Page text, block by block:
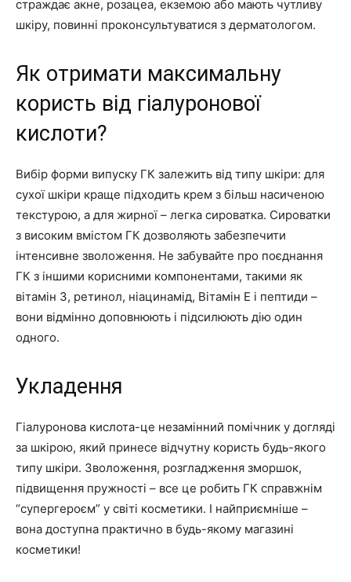
страждає акне, розацеа, екземою або мають чутливу
шкіру, повинні проконсультуватися з дерматологом.
Як отримати максимальну
користь від гіалуронової
кислоти?
Вибір форми випуску ГК залежить від типу шкіри: для
сухої шкіри краще підходить крем з більш насиченою
текстурою, а для жирної – легка сироватка. Сироватки
з високим вмістом ГК дозволяють забезпечити
інтенсивне зволоження. Не забувайте про поєднання
ГК з іншими корисними компонентами, такими як
вітамін З, ретинол, ніацинамід, Вітамін Е і пептиди –
вони відмінно доповнюють і підсилюють дію один
одного.
Укладення
Гіалуронова кислота-це незамінний помічник у догляді
за шкірою, який принесе відчутну користь будь-якого
типу шкіри. Зволоження, розгладження зморшок,
підвищення пружності – все це робить ГК справжнім
“супергероєм” у світі косметики. І найприємніше –
вона доступна практично в будь-якому магазині
косметики!